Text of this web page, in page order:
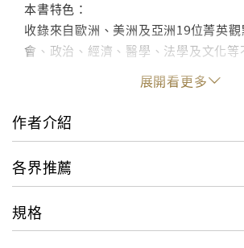
本書特色：
收錄來自歐洲、美洲及亞洲19位菁英
會、政治、經濟、醫學、法學及文化等
的《前所未有的邪惡迫害》一書，探討
魁江澤民發起鎮壓法輪功的世紀迫害，
產生超乎想像的影響。
功」並非只是一場針對法輪功團體成
行、持續及蔓延嚴重荼毒了人類的良
展開看更多
作者介紹
各界推薦
規格